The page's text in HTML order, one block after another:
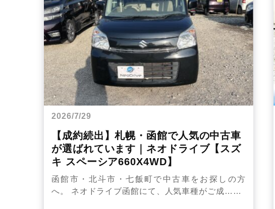
2026/7/29
【成約続出】札幌・函館で人気の中古車
が選ばれています｜ネオドライブ【スズ
キ スペーシア660X4WD】
函館市・北斗市・七飯町で中古車をお探しの方
へ。 ネオドライブ函館にて、人気車種がご成……